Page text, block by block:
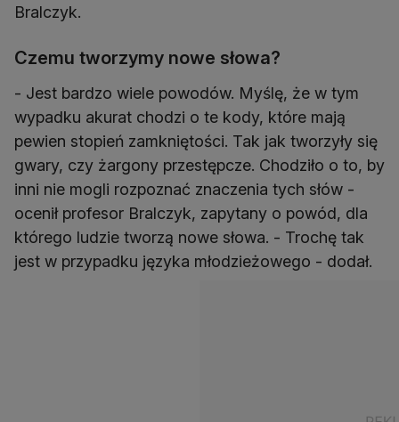
Bralczyk.
Czemu tworzymy nowe słowa?
- Jest bardzo wiele powodów. Myślę, że w tym
wypadku akurat chodzi o te kody, które mają
pewien stopień zamkniętości. Tak jak tworzyły się
gwary, czy żargony przestępcze. Chodziło o to, by
inni nie mogli rozpoznać znaczenia tych słów -
ocenił profesor Bralczyk, zapytany o powód, dla
którego ludzie tworzą nowe słowa. - Trochę tak
jest w przypadku języka młodzieżowego - dodał.